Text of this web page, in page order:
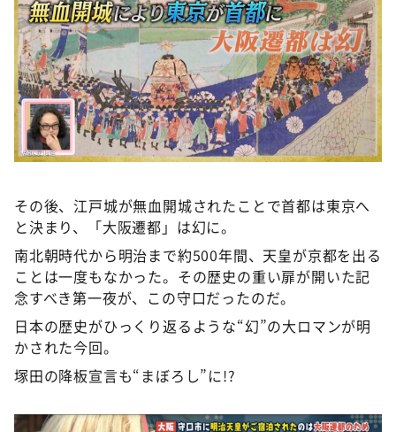
その後、江戸城が無血開城されたことで首都は東京へ
と決まり、「大阪遷都」は幻に。
南北朝時代から明治まで約500年間、天皇が京都を出る
ことは一度もなかった。その歴史の重い扉が開いた記
念すべき第一夜が、この守口だったのだ。
日本の歴史がひっくり返るような“幻”の大ロマンが明
かされた今回。
塚田の降板宣言も“まぼろし”に!?